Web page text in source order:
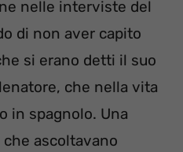
nelle interviste del
di non aver capito
si erano detti il suo
che nella vita
in spagnolo. Una
ascoltavano